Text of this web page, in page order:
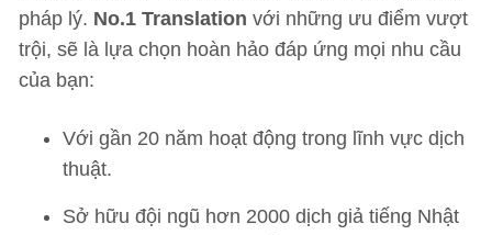
pháp lý. No.1 Translation với những ưu điểm vượt
trội, sẽ là lựa chọn hoàn hảo đáp ứng mọi nhu cầu
của bạn:
Với gần 20 năm hoạt động trong lĩnh vực dịch
thuật.
Sở hữu đội ngũ hơn 2000 dịch giả tiếng Nhật